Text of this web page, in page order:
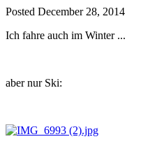
Posted December 28, 2014
Ich fahre auch im Winter ...
aber nur Ski: